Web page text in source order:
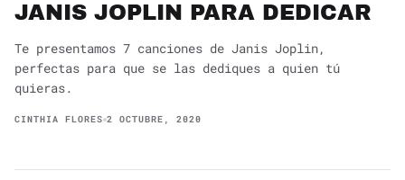
JANIS JOPLIN PARA DEDICAR
Te presentamos 7 canciones de Janis Joplin,
perfectas para que se las dediques a quien tú
quieras.
CINTHIA FLORES 2 OCTUBRE, 2020